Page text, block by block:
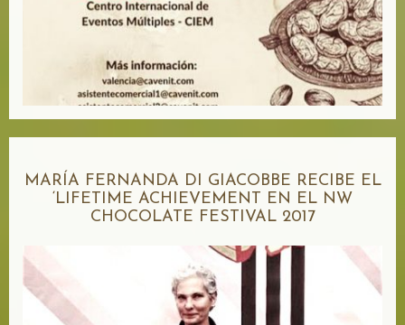
MARÍA FERNANDA DI GIACOBBE RECIBE EL
‘LIFETIME ACHIEVEMENT EN EL NW
CHOCOLATE FESTIVAL 2017